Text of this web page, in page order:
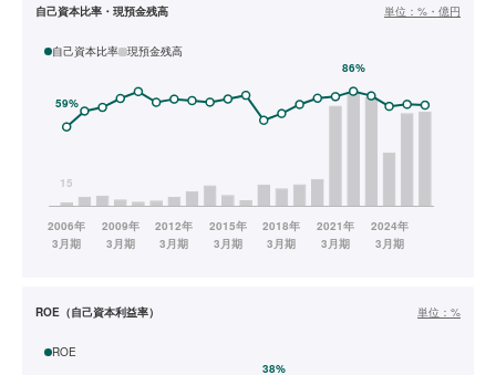
自己資本比率・現預金残高 単位： %・億円
自己資本比率 現預金残高
ROE（自己資本利益率） 単位： %
ROE